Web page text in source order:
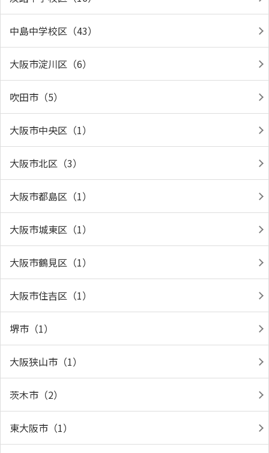
中島中学校区（43）
大阪市淀川区（6）
吹田市（5）
大阪市中央区（1）
大阪市北区（3）
大阪市都島区（1）
大阪市城東区（1）
大阪市鶴見区（1）
大阪市住吉区（1）
堺市（1）
大阪狭山市（1）
茨木市（2）
東大阪市（1）